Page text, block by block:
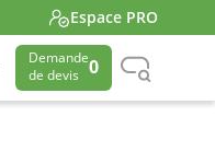
Espace PRO
Demande
de devis 0